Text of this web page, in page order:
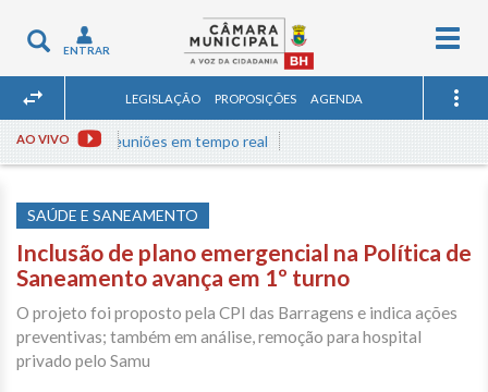
Toggle
navigation
ENTRAR
LEGISLAÇÃO PROPOSIÇÕES AGENDA
AO VIVO
Assista às reuniões em tempo real
SAÚDE E SANEAMENTO
Inclusão de plano emergencial na Política de
Saneamento avança em 1º turno
O projeto foi proposto pela CPI das Barragens e indica ações
preventivas; também em análise, remoção para hospital
privado pelo Samu